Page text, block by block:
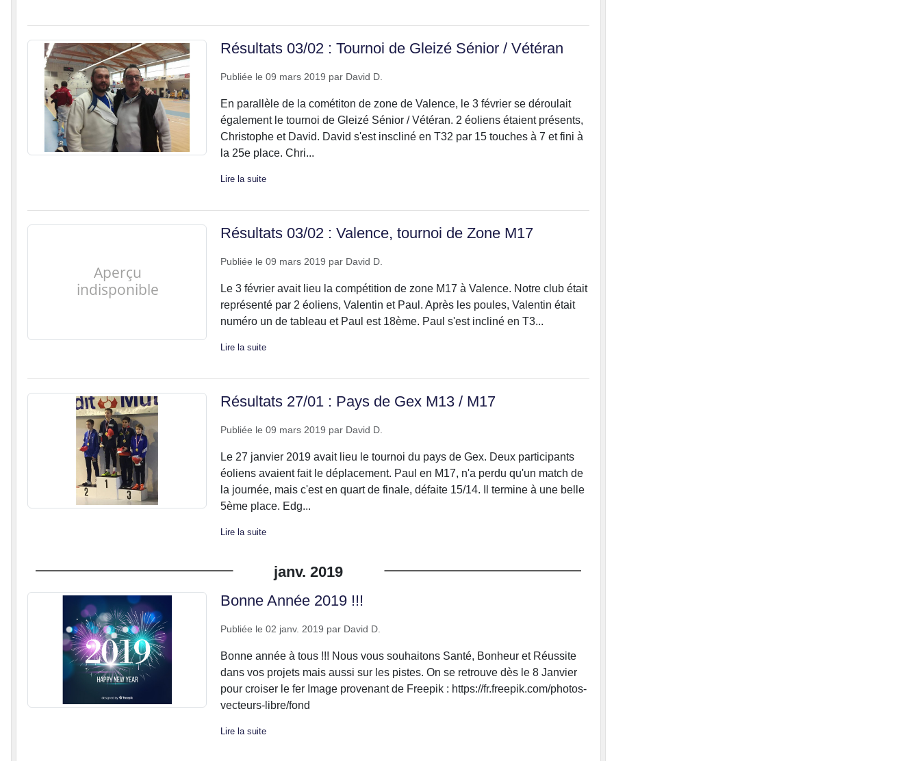
Résultats 03/02 : Tournoi de Gleizé Sénior / Vétéran
Publiée le 09 mars 2019 par David D.
En parallèle de la cométiton de zone de Valence, le 3 février se déroulait
également le tournoi de Gleizé Sénior / Vétéran. 2 éoliens étaient présents,
Christophe et David. David s'est inscliné en T32 par 15 touches à 7 et fini à
la 25e place. Chri...
Lire la suite
Résultats 03/02 : Valence, tournoi de Zone M17
Publiée le 09 mars 2019 par David D.
Le 3 février avait lieu la compétition de zone M17 à Valence. Notre club était
représenté par 2 éoliens, Valentin et Paul. Après les poules, Valentin était
numéro un de tableau et Paul est 18ème. Paul s'est incliné en T3...
Lire la suite
Résultats 27/01 : Pays de Gex M13 / M17
Publiée le 09 mars 2019 par David D.
Le 27 janvier 2019 avait lieu le tournoi du pays de Gex. Deux participants
éoliens avaient fait le déplacement. Paul en M17, n'a perdu qu'un match de
la journée, mais c'est en quart de finale, défaite 15/14. Il termine à une belle
5ème place. Edg...
Lire la suite
janv. 2019
Bonne Année 2019 !!!
Publiée le 02 janv. 2019 par David D.
Bonne année à tous !!! Nous vous souhaitons Santé, Bonheur et Réussite
dans vos projets mais aussi sur les pistes. On se retrouve dès le 8 Janvier
pour croiser le fer Image provenant de Freepik : https://fr.freepik.com/photos-
vecteurs-libre/fond
Lire la suite